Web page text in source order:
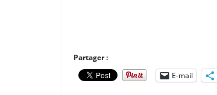
Partager :
E-mail